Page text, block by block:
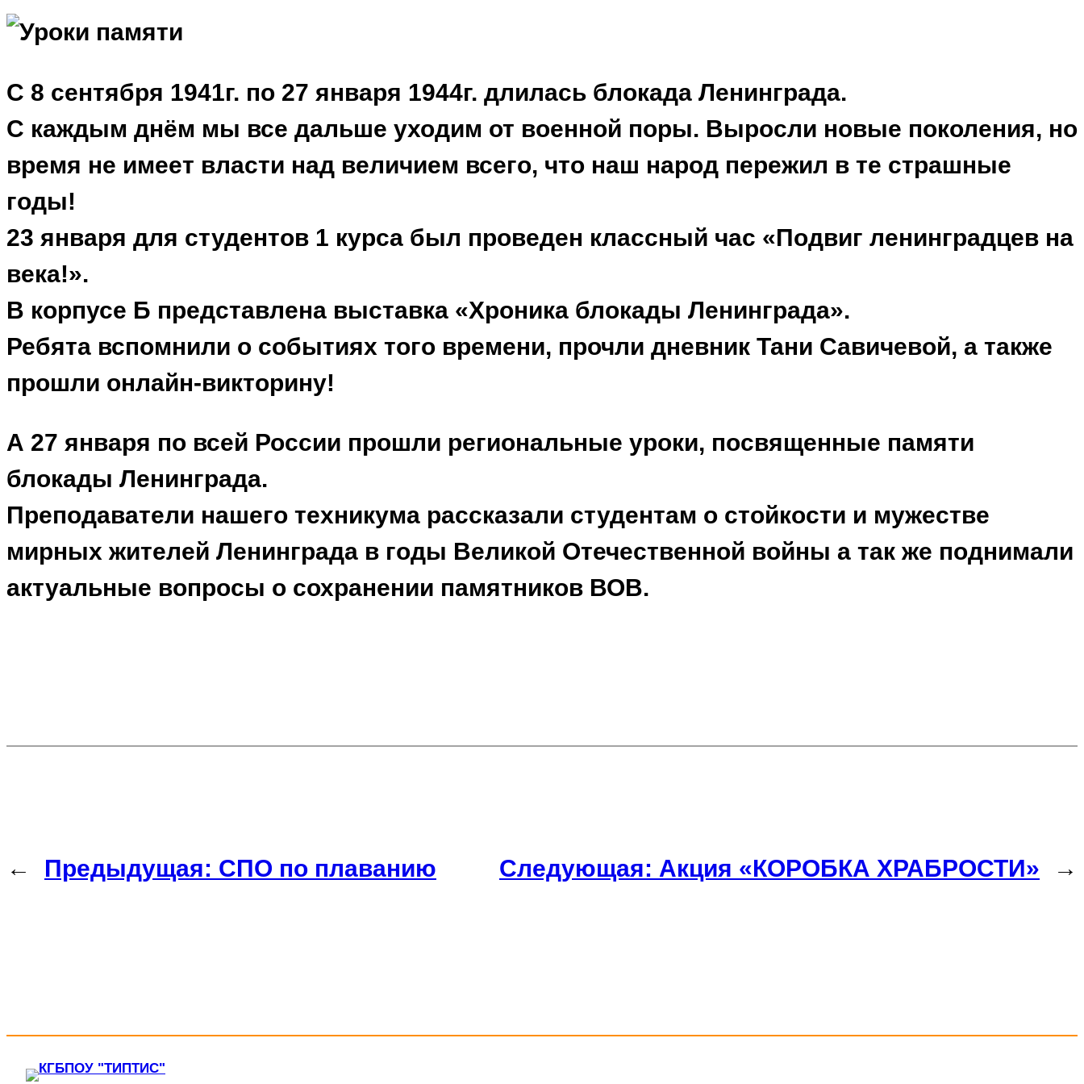
С 8 сентября 1941г. по 27 января 1944г. длилась блокада Ленинграда.
С каждым днём мы все дальше уходим от военной поры. Выросли новые поколения, но
время не имеет власти над величием всего, что наш народ пережил в те страшные
годы!
23 января для студентов 1 курса был проведен классный час «Подвиг ленинградцев на
века!».
В корпусе Б представлена выставка «Хроника блокады Ленинграда».
Ребята вспомнили о событиях того времени, прочли дневник Тани Савичевой, а также
прошли онлайн-викторину!
А 27 января по всей России прошли региональные уроки, посвященные памяти
блокады Ленинграда.
Преподаватели нашего техникума рассказали студентам о стойкости и мужестве
мирных жителей Ленинграда в годы Великой Отечественной войны а так же поднимали
актуальные вопросы о сохранении памятников ВОВ.
← Предыдущая: СПО по плаванию Следующая: Акция «КОРОБКА ХРАБРОСТИ» →